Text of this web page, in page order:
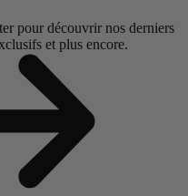
pour découvrir nos derniers
et plus encore.